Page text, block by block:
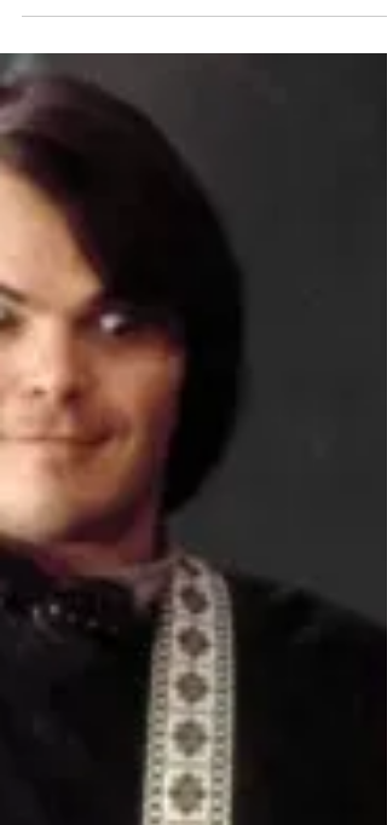
Black), um músico que se passa por professor
substituto para ensinar rock 'n' roll aos alunos.